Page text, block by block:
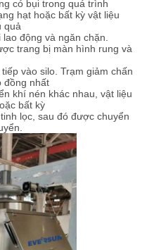
có bụi trong quá trình
hạt hoặc bất kỳ vật liệu
quả
động và ngăn chặn.
trang bị màn hình rung và
vào silo. Trạm giảm chấn
đồng nhất
khí nén khác nhau, vật liệu
bất kỳ
lọc, sau đó được chuyển